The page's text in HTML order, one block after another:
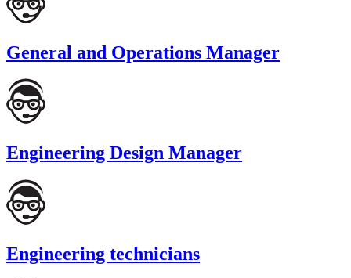
General and Operations Manager
Engineering Design Manager
Engineering technicians